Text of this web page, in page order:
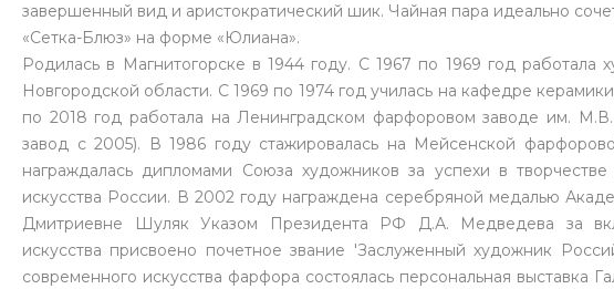
завершенный вид и аристократический шик. Чайная пара идеально
«Сетка-Блюз» на форме «Юлиана».
Родилась в Магнитогорске в 1944 году. С 1967 по 1969 год
Новгородской области. С 1969 по 1974 год училась на кафедре
по 2018 год работала на Ленинградском фарфоровом заводе им.
завод с 2005). В 1986 году стажировалась на Мейсенской
награждалась дипломами Союза художников за успехи в
искусства России. В 2002 году награждена серебряной медалью
Дмитриевне Шуляк Указом Президента РФ Д.А. Медведева за
искусства присвоено почетное звание 'Заслуженный художник
современного искусства фарфора состоялась персональная выставка